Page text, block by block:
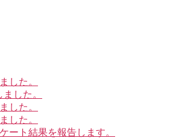
した。
した。
した。
した。
ート結果を報告します。